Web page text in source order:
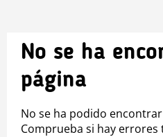
No se ha
página
No se ha podido
Comprueba si hay errores